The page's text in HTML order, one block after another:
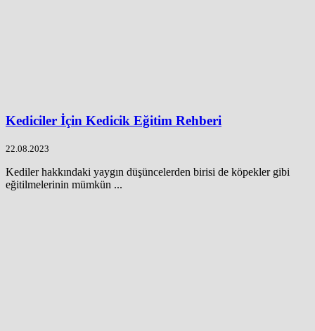
Kediciler İçin Kedicik Eğitim Rehberi
22.08.2023
Kediler hakkındaki yaygın düşüncelerden birisi de köpekler gibi
eğitilmelerinin mümkün ...